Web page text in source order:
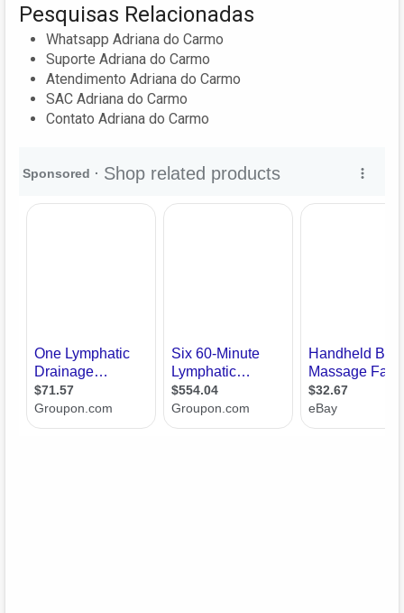
Pesquisas Relacionadas
Whatsapp Adriana do Carmo
Suporte Adriana do Carmo
Atendimento Adriana do Carmo
SAC Adriana do Carmo
Contato Adriana do Carmo